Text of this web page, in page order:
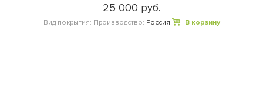
25 000 руб.
Вид покрытия: Производство: Россия В корзину